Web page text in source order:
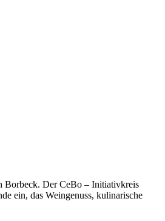
Borbeck. Der CeBo – Initiativkreis
ein, das Weingenuss, kulinarische